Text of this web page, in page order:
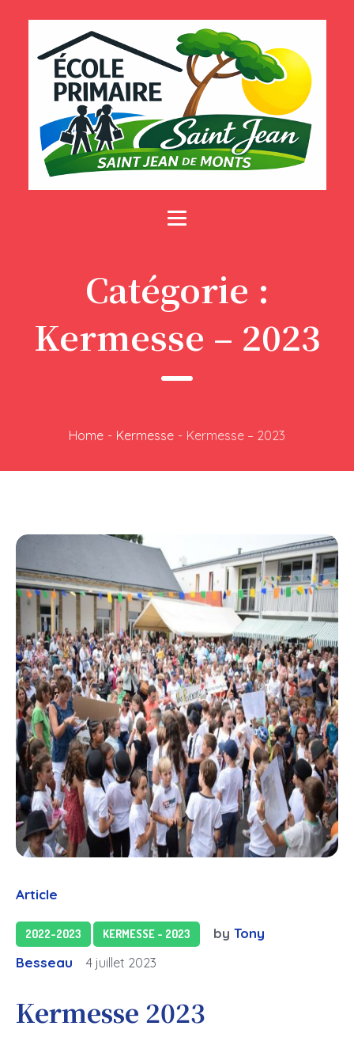
Catégorie :
Kermesse – 2023
Home - Kermesse - Kermesse – 2023
Article
2022-2023 KERMESSE - 2023 by Tony
Besseau
4 juillet 2023
Kermesse 2023